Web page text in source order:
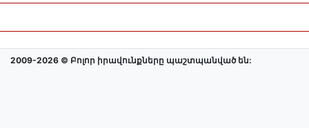
2009-2026 © Բոլոր իրավունքները պաշտպանված են: